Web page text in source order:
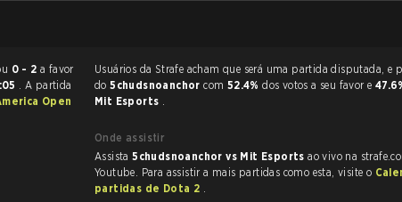
0 - 2
. A partida
Open
Usuários da Strafe acham que será uma partida disputada, e preveem a vitória
do5chudsnoanchorcom 52.4%dos votos a seu favor e
Mit Esports .
Onde assistir
Assista5chudsnoanchor vs Mit Esportsao vivo na
Youtube. Para assistir a mais partidas como esta, visite o
partidas de Dota 2 .